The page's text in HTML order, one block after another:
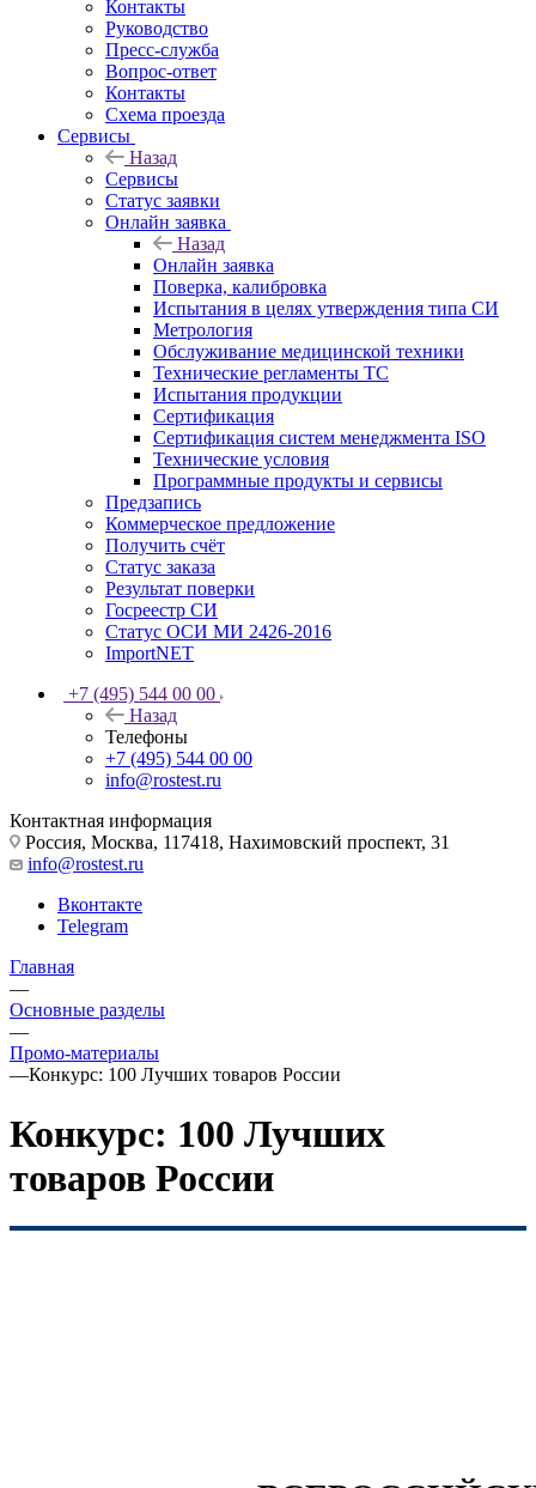
Контакты
Руководство
Пресс-служба
Вопрос-ответ
Контакты
Схема проезда
Сервисы
Назад
Сервисы
Статус заявки
Онлайн заявка
Назад
Онлайн заявка
Поверка, калибровка
Испытания в целях утверждения типа СИ
Метрология
Обслуживание медицинской техники
Технические регламенты ТС
Испытания продукции
Сертификация
Сертификация систем менеджмента ISO
Технические условия
Программные продукты и сервисы
Предзапись
Коммерческое предложение
Получить счёт
Статус заказа
Результат поверки
Госреестр СИ
Статус ОСИ МИ 2426-2016
ImportNET
+7 (495) 544 00 00
Назад
Телефоны
+7 (495) 544 00 00
info@rostest.ru
Контактная информация
Россия, Москва, 117418, Нахимовский проспект, 31
info@rostest.ru
Вконтакте
Telegram
Главная
—
Основные разделы
—
Промо-материалы
—Конкурс: 100 Лучших товаров России
Конкурс: 100 Лучших
товаров России